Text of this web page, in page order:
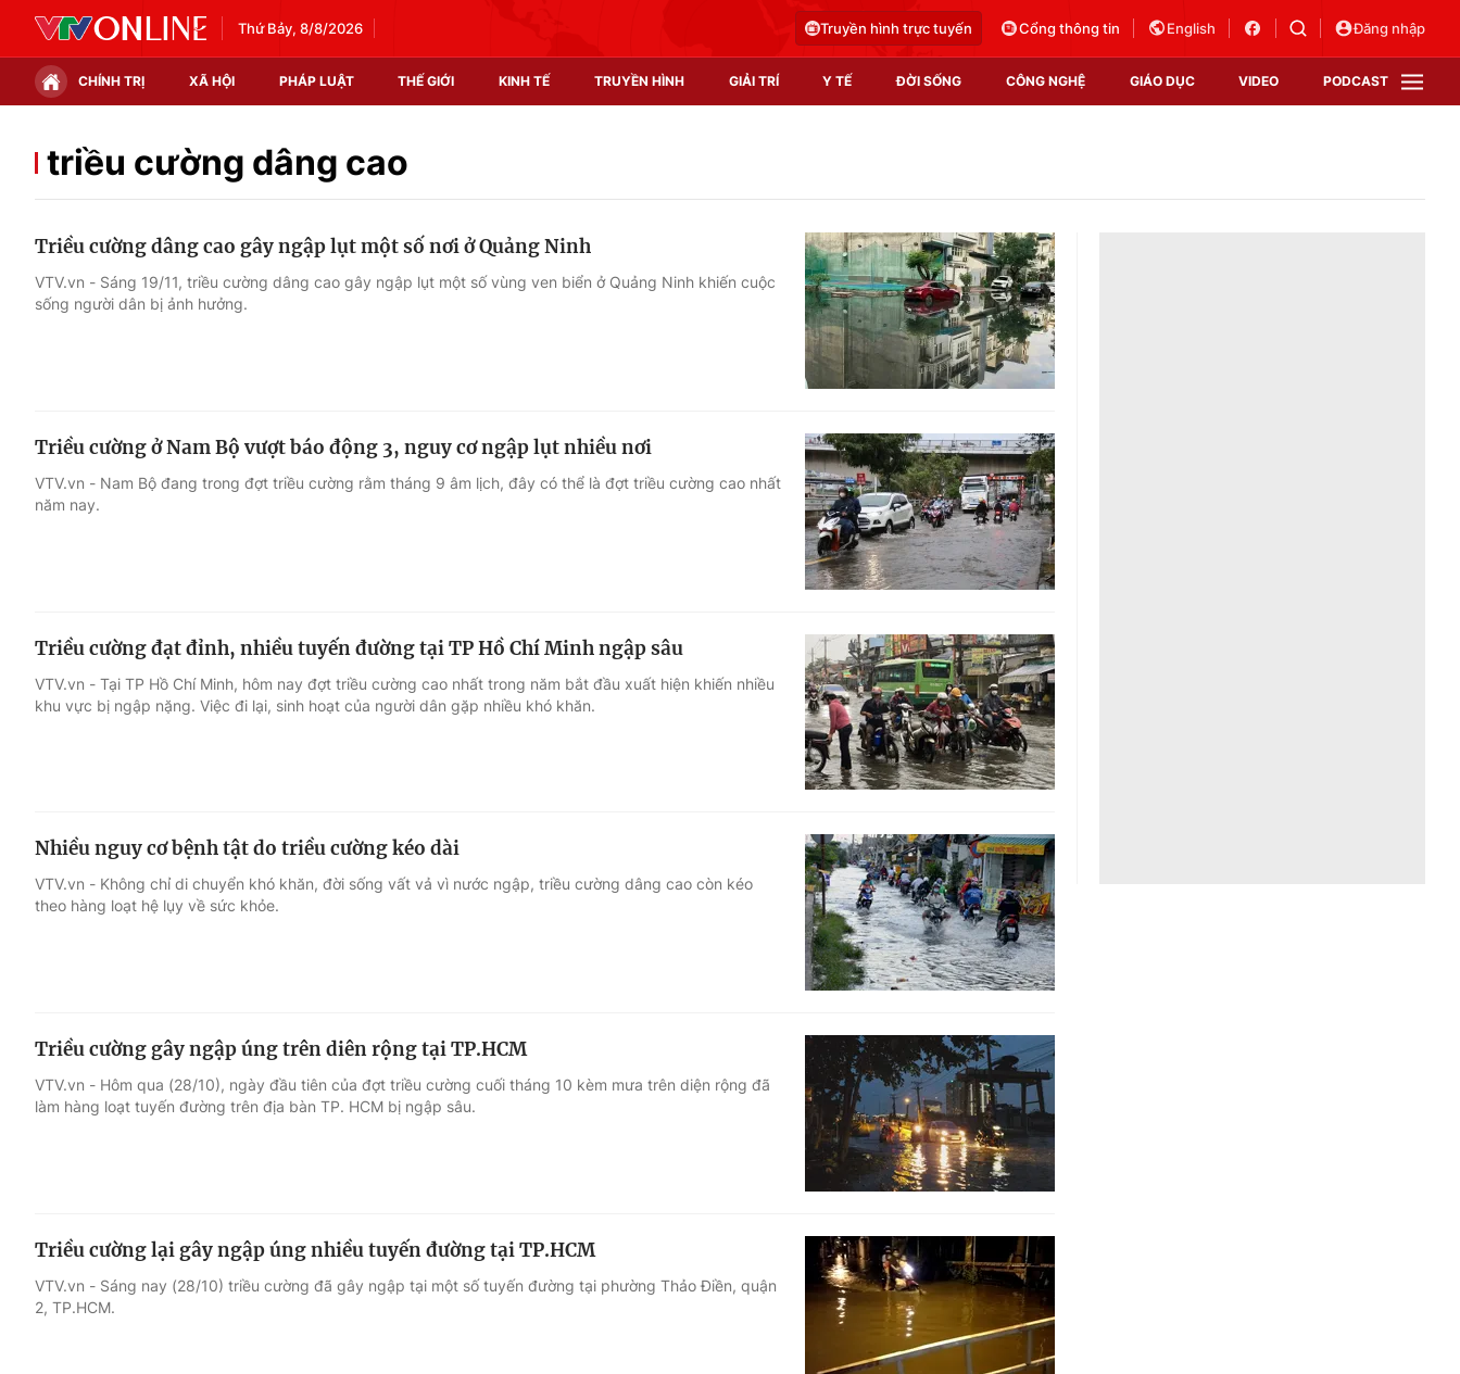
Thứ Bảy, 8/8/2026 Truyền hình trực tuyến Cổng thông tin English Đăng nhập
CHÍNH TRỊ XÃ HỘI PHÁP LUẬT THẾ GIỚI KINH TẾ TRUYỀN HÌNH GIẢI TRÍ Y TẾ ĐỜI SỐNG CÔNG NGHỆ GIÁO DỤC VIDEO PODCAST
Chính trị
Thế giới đó đây
Giải sao mai
Video
Shorts video
Podcast
EMagazine
Photo
Infographic
Góc ảnh
Điện ảnh
Âm nhạc
Sao
Du lịch
Làm đẹp
Chất lượng cuộc sống
Tuyển sinh
Học trực tuyến
Công nghệ
Hitech Công nghệ tương lai
Sản phẩm
Thị trường
Tư vấn
VTV Sức khoẻ
triều cường dâng cao
Triều cường dâng cao gây ngập lụt một số nơi ở Quảng Ninh
VTV.vn - Sáng 19/11, triều cường dâng cao gây ngập lụt một số vùng ven biển ở Quảng Ninh khiến cuộc
sống người dân bị ảnh hưởng.
Triều cường ở Nam Bộ vượt báo động 3, nguy cơ ngập lụt nhiều nơi
VTV.vn - Nam Bộ đang trong đợt triều cường rằm tháng 9 âm lịch, đây có thể là đợt triều cường cao nhất
năm nay.
Triều cường đạt đỉnh, nhiều tuyến đường tại TP Hồ Chí Minh ngập sâu
VTV.vn - Tại TP Hồ Chí Minh, hôm nay đợt triều cường cao nhất trong năm bắt đầu xuất hiện khiến nhiều
khu vực bị ngập nặng. Việc đi lại, sinh hoạt của người dân gặp nhiều khó khăn.
Nhiều nguy cơ bệnh tật do triều cường kéo dài
VTV.vn - Không chỉ di chuyển khó khăn, đời sống vất vả vì nước ngập, triều cường dâng cao còn kéo
theo hàng loạt hệ lụy về sức khỏe.
Triều cường gây ngập úng trên diên rộng tại TP.HCM
VTV.vn - Hôm qua (28/10), ngày đầu tiên của đợt triều cường cuối tháng 10 kèm mưa trên diện rộng đã
làm hàng loạt tuyến đường trên địa bàn TP. HCM bị ngập sâu.
Triều cường lại gây ngập úng nhiều tuyến đường tại TP.HCM
VTV.vn - Sáng nay (28/10) triều cường đã gây ngập tại một số tuyến đường tại phường Thảo Điền, quận
2, TP.HCM.